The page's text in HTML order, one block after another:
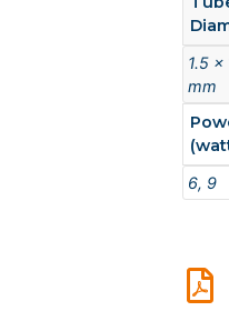
1.5 x
mm
6, 9